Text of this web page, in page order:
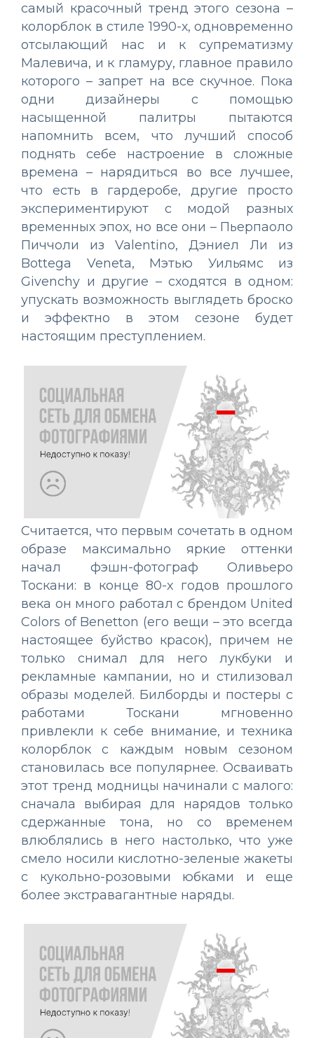
самый красочный тренд этого сезона –
колорблок в стиле 1990-х, одновременно
отсылающий нас и к супрематизму
Малевича, и к гламуру, главное правило
которого – запрет на все скучное. Пока
одни дизайнеры с помощью
насыщенной палитры пытаются
напомнить всем, что лучший способ
поднять себе настроение в сложные
времена – нарядиться во все лучшее,
что есть в гардеробе, другие просто
экспериментируют с модой разных
временных эпох, но все они – Пьерпаоло
Пиччоли из Valentino, Дэниел Ли из
Bottega Veneta, Мэтью Уильямс из
Givenchy и другие – сходятся в одном:
упускать возможность выглядеть броско
и эффектно в этом сезоне будет
настоящим преступлением.
Считается, что первым сочетать в одном
образе максимально яркие оттенки
начал фэшн-фотограф Оливьеро
Тоскани: в конце 80-х годов прошлого
века он много работал с брендом United
Colors of Benetton (его вещи – это всегда
настоящее буйство красок), причем не
только снимал для него лукбуки и
рекламные кампании, но и стилизовал
образы моделей. Билборды и постеры с
работами Тоскани мгновенно
привлекли к себе внимание, и техника
колорблок с каждым новым сезоном
становилась все популярнее. Осваивать
этот тренд модницы начинали с малого:
сначала выбирая для нарядов только
сдержанные тона, но со временем
влюблялись в него настолько, что уже
смело носили кислотно-зеленые жакеты
с кукольно-розовыми юбками и еще
более экстравагантные наряды.